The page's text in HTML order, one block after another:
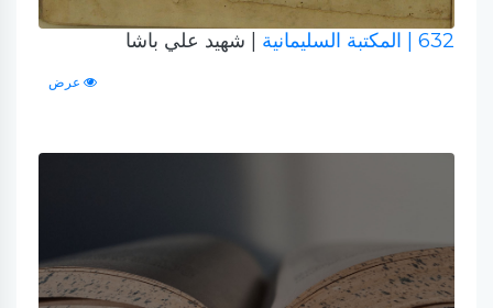
632 | المكتبة السليمانية | شهيد علي باشا
عرض